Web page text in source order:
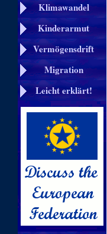
Klimawandel
Kinderarmut
Vermögensdrift
Migration
Leicht erklärt!